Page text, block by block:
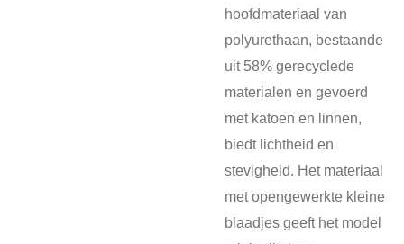
hoofdmateriaal van
polyurethaan, bestaande
uit 58% gerecyclede
materialen en gevoerd
met katoen en linnen,
biedt lichtheid en
stevigheid. Het materiaal
met opengewerkte kleine
blaadjes geeft het model